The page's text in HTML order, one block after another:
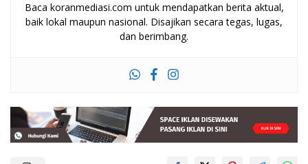
Baca koranmediasi.com untuk mendapatkan berita aktual,
baik lokal maupun nasional. Disajikan secara tegas, lugas,
dan berimbang.